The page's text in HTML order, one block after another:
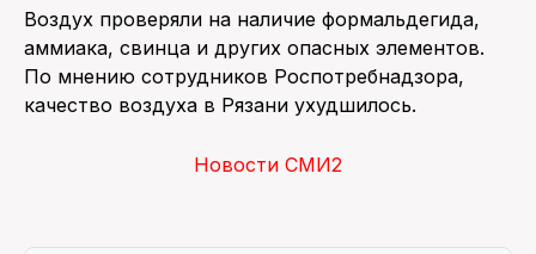
Воздух проверяли на наличие формальдегида,
аммиака, свинца и других опасных элементов.
По мнению сотрудников Роспотребнадзора,
качество воздуха в Рязани ухудшилось.
Новости СМИ2